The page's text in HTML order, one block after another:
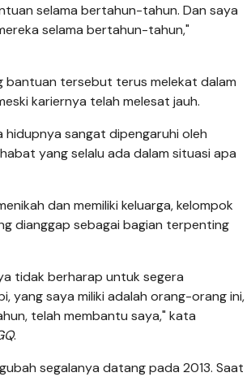
selama bertahun-tahun. Dan saya
selama bertahun-tahun,"
bantuan tersebut terus melekat dalam
kariernya telah melesat jauh.
hidupnya sangat dipengaruhi oleh
yang selalu ada dalam situasi apa
dan memiliki keluarga, kelompok
dianggap sebagai bagian terpenting
tidak berharap untuk segera
yang saya miliki adalah orang-orang ini,
telah membantu saya," kata
.
segalanya datang pada 2013. Saat